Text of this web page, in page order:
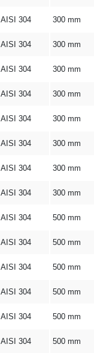
AISI 304 300 mm
AISI 304 300 mm
AISI 304 300 mm
AISI 304 300 mm
AISI 304 300 mm
AISI 304 300 mm
AISI 304 300 mm
AISI 304 300 mm
AISI 304 500 mm
AISI 304 500 mm
AISI 304 500 mm
AISI 304 500 mm
AISI 304 500 mm
AISI 304 500 mm